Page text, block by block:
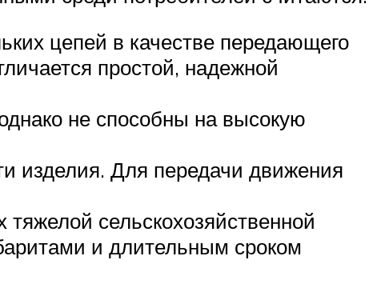
цепей в качестве передающего
простой, надежной
не способны на высокую
изделия. Для передачи движения
сельскохозяйственной
и длительным сроком